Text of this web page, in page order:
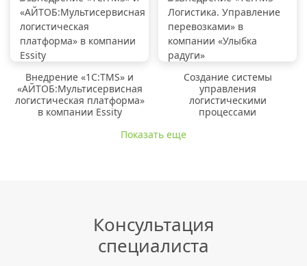
Внедрение «1C:TMS» и
«АЙТОБ:Мультисервисная
логистическая платформа»
в компании Essity
Создание системы
управления
логистическими
процессами
Показать еще
Консультация
специалиста